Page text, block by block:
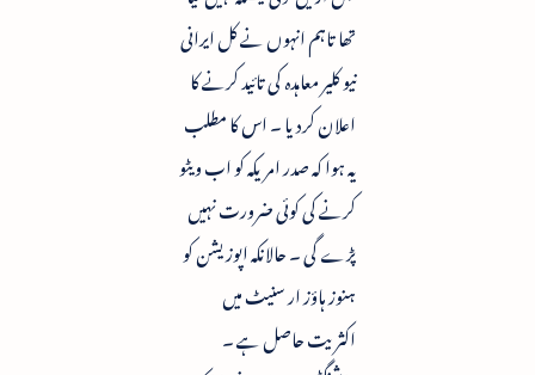
تھا تاہم انہوں نے کل ایرانی
نیو کلیر معاہدہ کی تائید کرنے کا
اعلان کردیا ۔ اس کا مطلب
یہ ہوا کہ صدر امریکہ کو اب ویٹو
کرنے کی کوئی ضرورت نہیں
پڑے گی ۔ حالانکہ اپوزیشن کو
ہنوز ہاؤز ار سنیٹ میں
اکثریت حاصل ہے ۔